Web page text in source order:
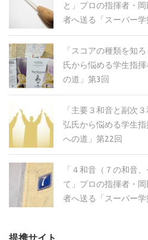
と」プロの指揮者・
者へ送る「スーパー
「スコアの種類を知
氏から悩める学生指
の道」第3回
「主要３和音と副次
弘氏から悩める学生
への道」第22回
「４和音（７の和音
て」プロの指揮者・
者へ送る「スーパー
提携サイト